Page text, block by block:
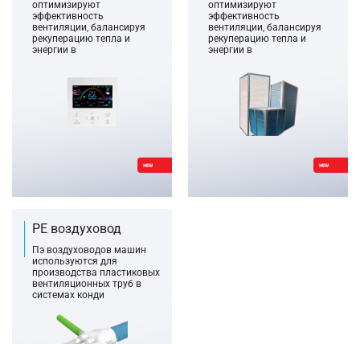
оптимизируют
эффективность
вентиляции, балансируя
рекуперацию тепла и
энергии в
NEW
оптимизируют
эффективность
вентиляции, балансируя
рекуперацию тепла и
энергии в
NEW
PE воздуховод
Пэ воздуховодов машин
используются для
производства пластиковых
вентиляционных труб в
системах конди